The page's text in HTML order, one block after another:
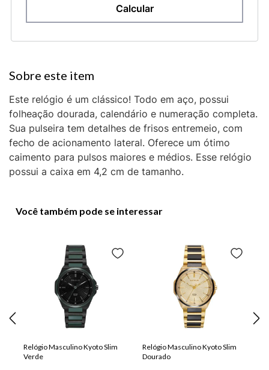
Este relógio é um clássico! Todo em aço, possui
folheação dourada, calendário e numeração completa.
Sua pulseira tem detalhes de frisos entremeio, com
fecho de acionamento lateral. Oferece um ótimo
caimento para pulsos maiores e médios. Esse relógio
possui a caixa em 4,2 cm de tamanho.
Você também pode se interessar
Relógio Masculino Kyoto Slim
Verde
Relógio Masculino Kyoto Slim
Dourado